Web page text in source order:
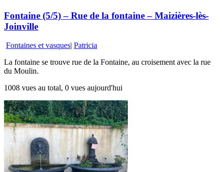
Fontaine (5/5) – Rue de la fontaine – Maizières-lès-
Joinville
Fontaines et vasques| Patricia
La fontaine se trouve rue de la Fontaine, au croisement avec la rue
du Moulin.
1008 vues au total, 0 vues aujourd'hui